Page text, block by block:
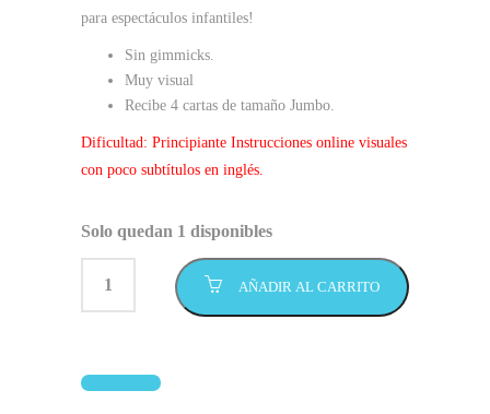
para espectáculos infantiles!
Sin gimmicks.
Muy visual
Recibe 4 cartas de tamaño Jumbo.
Dificultad: Principiante Instrucciones online visuales
con poco subtítulos en inglés.
Solo quedan 1 disponibles
AÑADIR AL CARRITO